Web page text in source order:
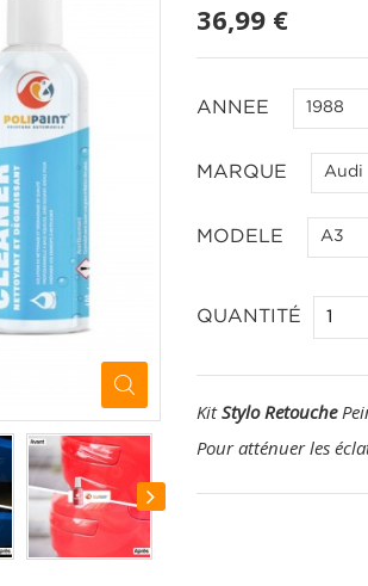
36,99 €
ANNEE 1988
MARQUE Audi
MODELE A3
QUANTITÉ
KitStylo Retouche
Pour atténuer les